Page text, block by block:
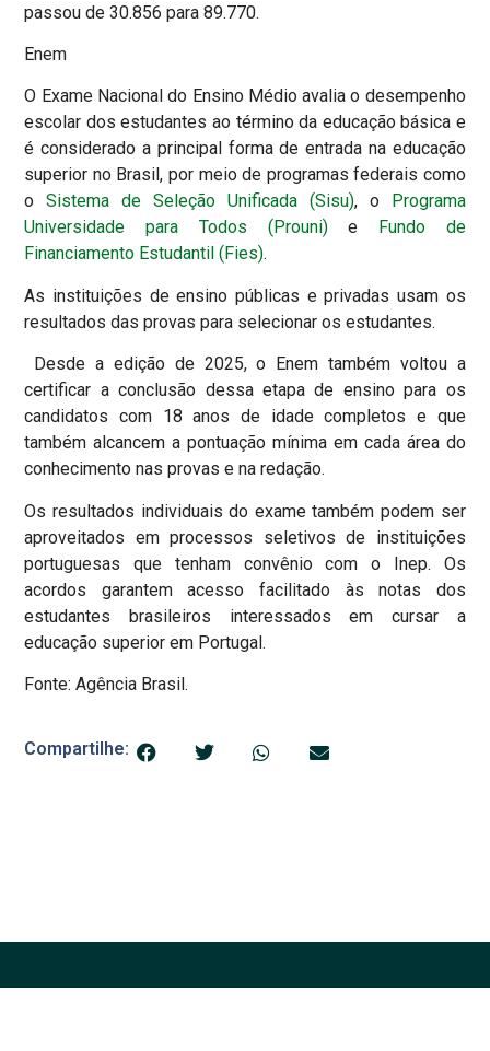
passou de 30.856 para 89.770.
Enem
O Exame Nacional do Ensino Médio avalia o desempenho
escolar dos estudantes ao término da educação básica e
é considerado a principal forma de entrada na educação
superior no Brasil, por meio de programas federais como
o Sistema de Seleção Unificada (Sisu), o
Programa
Universidade para Todos (Prouni)e
Fundo de
Financiamento Estudantil (Fies).
As instituições de ensino públicas e privadas usam os
resultados das provas para selecionar os estudantes.
Desde a edição de 2025, o Enem também voltou a
certificar a conclusão dessa etapa de ensino para os
candidatos com 18 anos de idade completos e que
também alcancem a pontuação mínima em cada área do
conhecimento nas provas e na redação.
Os resultados individuais do exame também podem ser
aproveitados em processos seletivos de instituições
portuguesas que tenham convênio com o Inep. Os
acordos garantem acesso facilitado às notas dos
estudantes brasileiros interessados em cursar a
educação superior em Portugal.
Fonte: Agência Brasil.
Compartilhe: